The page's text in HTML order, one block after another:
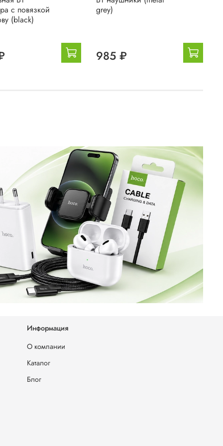
с повязкой
(black)
grey)
985 ₽
Информация
О компании
Каталог
Блог